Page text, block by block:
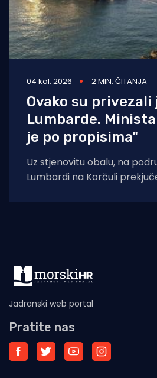
04 kol. 2026 2 MIN. ČITANJA
Ovako su privezali
Lumbarde.
je po propisima"
Uz stjenovitu obalu, na
Lumbardi na Korčuli
Jadranski web portal
Pratite nas